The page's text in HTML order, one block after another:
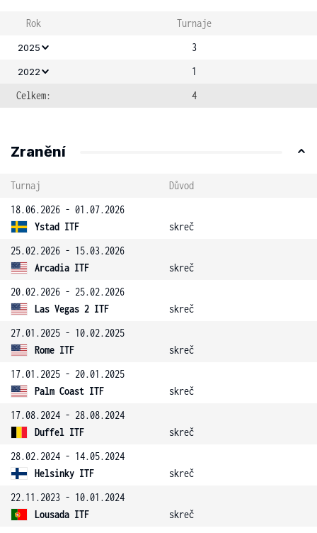
Rok Turnaje
2025 3
2022
1
Celkem:
4
Zranění
Turnaj
Důvod
18.06.2026 - 01.07.2026
Ystad ITF
skreč
25.02.2026 - 15.03.2026
Arcadia ITF
skreč
20.02.2026 - 25.02.2026
Las Vegas 2 ITF
skreč
27.01.2025 - 10.02.2025
Rome ITF
skreč
17.01.2025 - 20.01.2025
Palm Coast ITF
skreč
17.08.2024 - 28.08.2024
Duffel ITF
skreč
28.02.2024 - 14.05.2024
Helsinky ITF
skreč
22.11.2023 - 10.01.2024
Lousada ITF
skreč